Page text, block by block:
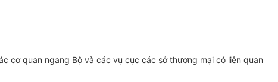
cơ quan ngang Bộ và các vụ cục các sở thương mại có liên quan